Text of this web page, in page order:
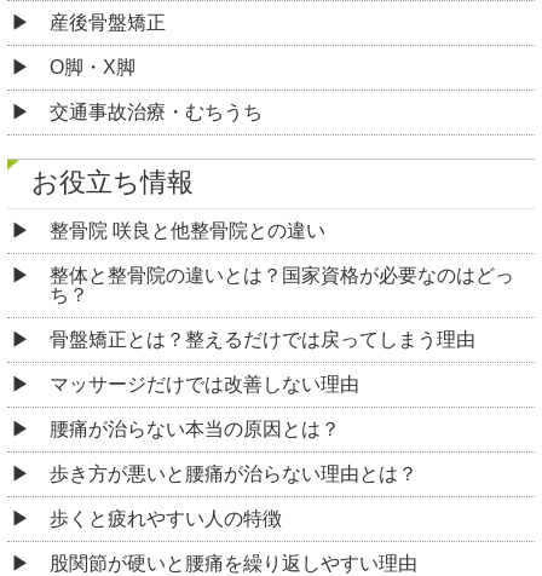
産後骨盤矯正
O脚・X脚
交通事故治療・むちうち
お役立ち情報
整骨院 咲良と他整骨院との違い
整体と整骨院の違いとは？国家資格が必要なのはどっ
ち？
骨盤矯正とは？整えるだけでは戻ってしまう理由
マッサージだけでは改善しない理由
腰痛が治らない本当の原因とは？
歩き方が悪いと腰痛が治らない理由とは？
歩くと疲れやすい人の特徴
股関節が硬いと腰痛を繰り返しやすい理由